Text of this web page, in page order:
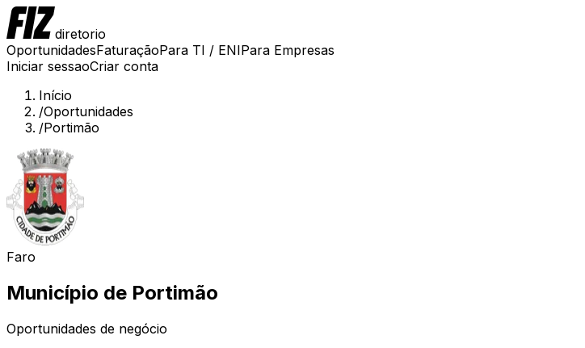
diretorio
OportunidadesFaturaçãoPara TI / ENIPara Empresas
Iniciar sessaoCriar conta
Início
/Oportunidades
/Portimão
Faro
Município de Portimão
Oportunidades de negócio